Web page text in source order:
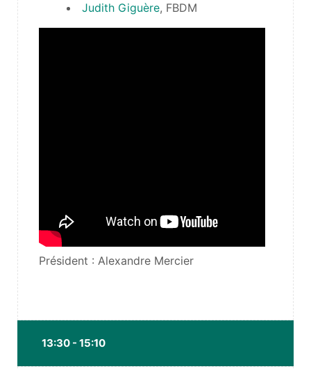
Judith Giguère, FBDM
Président : Alexandre Mercier
13:30 - 15:10